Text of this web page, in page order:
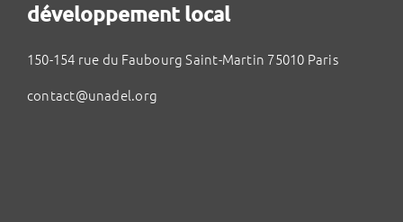
développement local
150-154 rue du Faubourg Saint-Martin 75010 Paris
contact@unadel.org